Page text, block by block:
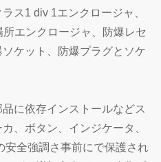
ス1 div 1エンクロージャ、
エンクロージャ、防爆レセ
ケット、防爆プラグとソケ
に依存インストールなどス
、ボタン、インジケータ、
安全強調さ事前にで保護され